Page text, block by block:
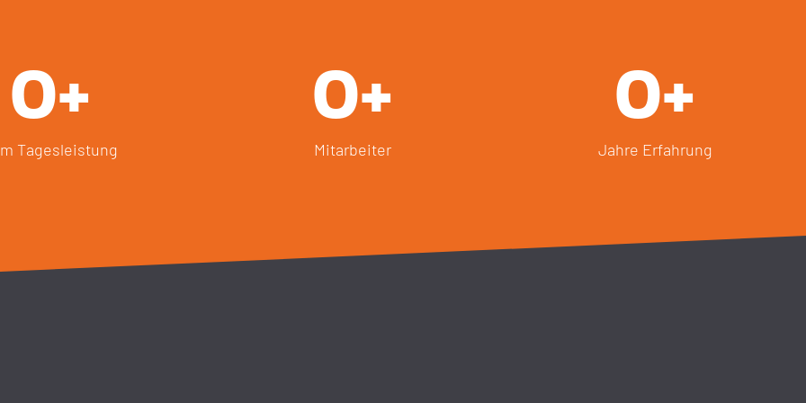
0+
Tagesleistung
0+
Mitarbeiter
0+
Jahre Erfahrung